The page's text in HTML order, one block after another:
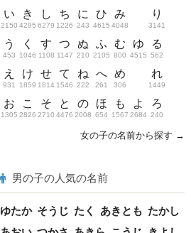
い
2150
う
453
え
931
お
1305
き
4295
く
1046
け
1859
こ
2826
し
6279
す
1108
せ
1814
そ
2710
ち
1226
つ
1147
て
1546
と
4476
に
243
ぬ
210
ね
222
の
2008
ひ
4615
ふ
2105
へ
261
ほ
654
み
4048
む
800
め
306
も
1567
ゆ
4515
よ
2684
り
3141
る
562
れ
1449
ろ
240
女の子の名前から探す →
男の子の人気の名前
ゆたか そうじ たく あきとも たかし